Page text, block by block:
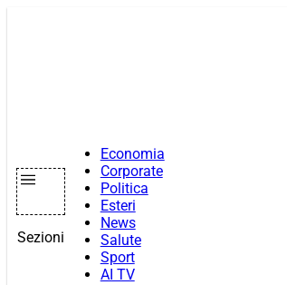
Sezioni
Economia
Corporate
Politica
Esteri
News
Salute
Sport
AI TV